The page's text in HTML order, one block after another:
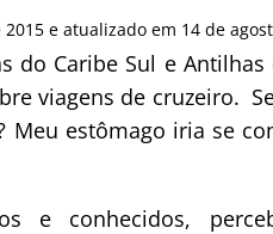
e atualizado em 14 de
do Caribe Sul e Antilhas
viagens de cruzeiro.
Meu estômago iria se
e conhecidos,